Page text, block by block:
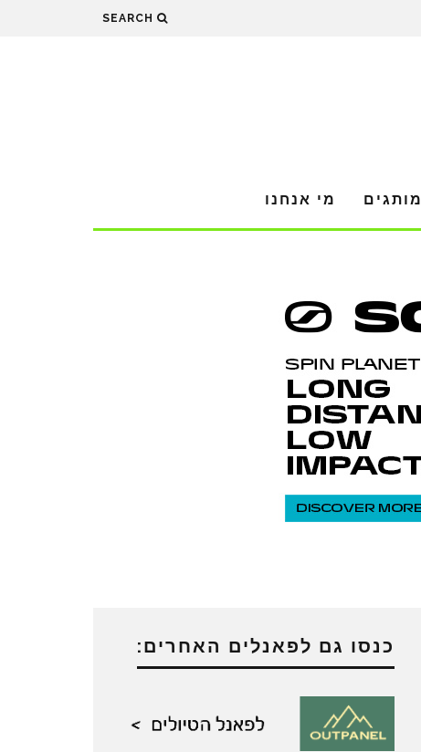
SEARCH
מותגים מי אנחנו
כנסו גם לפאנלים האחרים: